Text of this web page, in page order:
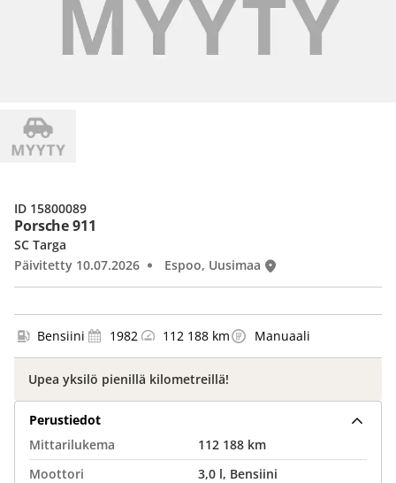
Porsche 911
SC Targa
Päivitetty 10.07.2026
Espoo, Uusimaa
ID 15800089
Bensiini 1982 112 188 km Manuaali
Upea yksilö pienillä kilometreillä!
Perustiedot
Mittarilukema
112 188 km
Moottori
3,0 l, Bensiini